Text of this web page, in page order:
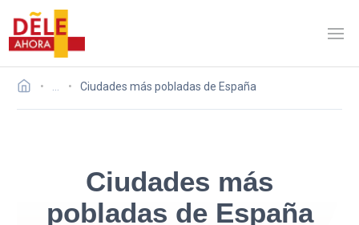
Ciudades más pobladas de España
Ciudades más
pobladas de España